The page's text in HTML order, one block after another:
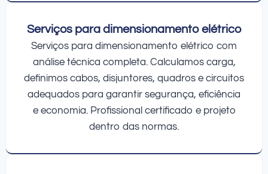
Serviços para dimensionamento elétrico
Serviços para dimensionamento elétrico com
análise técnica completa. Calculamos carga,
definimos cabos, disjuntores, quadros e circuitos
adequados para garantir segurança, eficiência
e economia. Profissional certificado e projeto
dentro das normas.